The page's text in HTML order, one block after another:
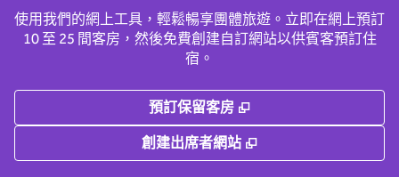
使用我們的網上工具，輕鬆暢享團體旅遊。立即在網上預訂
10 至 25 間客房，然後免費創建自訂網站以供賓客預訂住
宿。
預訂保留客房 ,
創建出席者網站 ,